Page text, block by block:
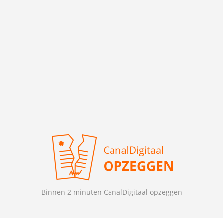
Binnen 2 minuten CanalDigitaal opzeggen